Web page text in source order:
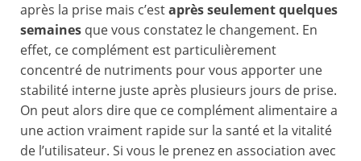
après la prise mais c’estaprès seulement quelques
semaines que vous constatez le changement. En
effet, ce complément est particulièrement
concentré de nutriments pour vous apporter une
stabilité interne juste après plusieurs jours de prise.
On peut alors dire que ce complément alimentaire a
une action vraiment rapide sur la santé et la vitalité
de l’utilisateur. Si vous le prenez en association avec